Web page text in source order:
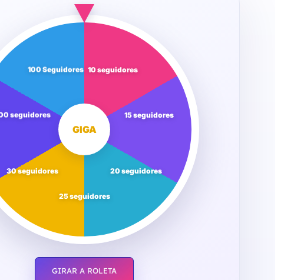
10 seguidores
15 seguidores
20 seguidores
25 seguidores
30 seguidores
seguidores
100 Seguidores
GIGA
GIRAR A ROLETA